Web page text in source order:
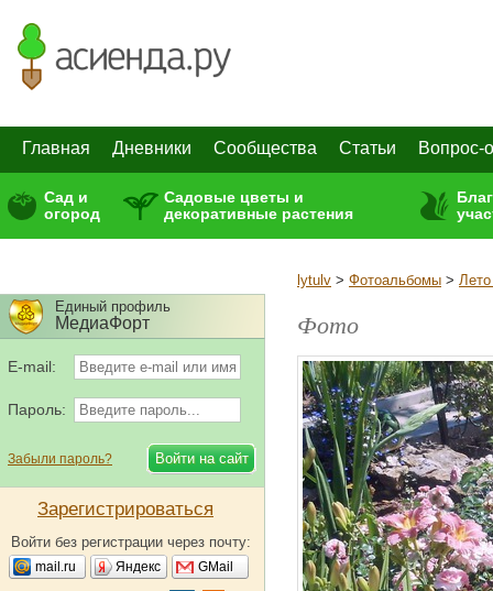
Главная Дневники Сообщества Статьи Вопрос-
Сад и
огород
Садовые цветы и
декоративные растения
lytulv > Фотоальбомы >
Фото
Единый профиль
МедиаФорт
E-mail:
Пароль:
Забыли пароль?
Зарегистрироваться
Войти без регистрации через почту:
mail.ru Яндекс GMail